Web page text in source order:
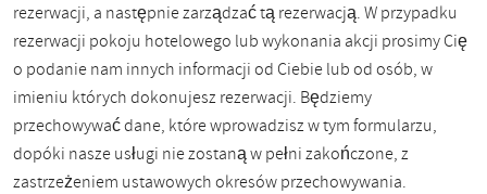
rezerwacji, a następnie zarządzać tą rezerwacją. W przypadku
rezerwacji pokoju hotelowego lub wykonania akcji prosimy Cię
o podanie nam innych informacji od Ciebie lub od osób, w
imieniu których dokonujesz rezerwacji. Będziemy
przechowywać dane, które wprowadzisz w tym formularzu,
dopóki nasze usługi nie zostaną w pełni zakończone, z
zastrzeżeniem ustawowych okresów przechowywania.